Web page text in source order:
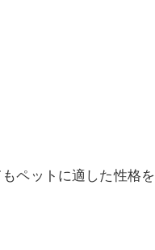
ペットに適した性格を